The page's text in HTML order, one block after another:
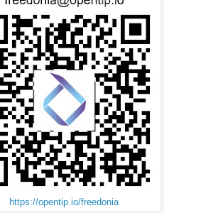
https://opentip.io/freedonia